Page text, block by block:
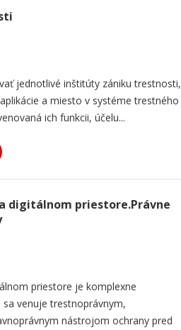
jednotlivé inštitúty zániku trestnosti,
a miesto v systéme trestného
ich funkcii, účelu...
digitálnom priestore.Právne
priestore je komplexne
venuje trestnoprávnym,
nástrojom ochrany pred